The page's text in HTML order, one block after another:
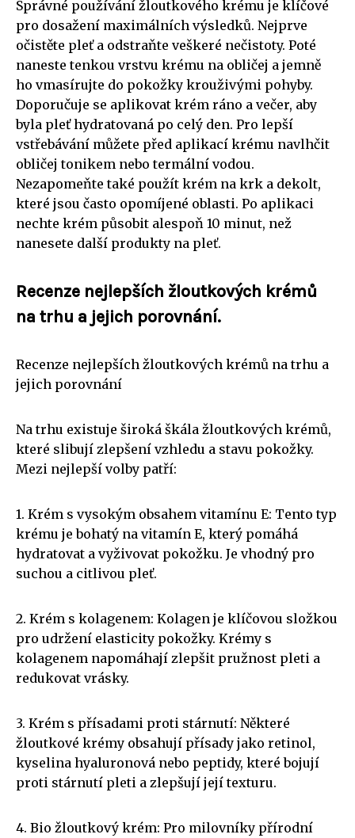
Správné používání žloutkového krému je klíčové
pro dosažení maximálních výsledků. Nejprve
očistěte pleť a odstraňte veškeré nečistoty. Poté
naneste tenkou vrstvu krému na obličej a jemně
ho vmasírujte do pokožky krouživými pohyby.
Doporučuje se aplikovat krém ráno a večer, aby
byla pleť hydratovaná po celý den. Pro lepší
vstřebávání můžete před aplikací krému navlhčit
obličej tonikem nebo termální vodou.
Nezapomeňte také použít krém na krk a dekolt,
které jsou často opomíjené oblasti. Po aplikaci
nechte krém působit alespoň 10 minut, než
nanesete další produkty na pleť.
Recenze nejlepších žloutkových krémů
na trhu a jejich porovnání.
Recenze nejlepších žloutkových krémů na trhu a
jejich porovnání
Na trhu existuje široká škála žloutkových krémů,
které slibují zlepšení vzhledu a stavu pokožky.
Mezi nejlepší volby patří:
1. Krém s vysokým obsahem vitamínu E: Tento typ
krému je bohatý na vitamín E, který pomáhá
hydratovat a vyživovat pokožku. Je vhodný pro
suchou a citlivou pleť.
2. Krém s kolagenem: Kolagen je klíčovou složkou
pro udržení elasticity pokožky. Krémy s
kolagenem napomáhají zlepšit pružnost pleti a
redukovat vrásky.
3. Krém s přísadami proti stárnutí: Některé
žloutkové krémy obsahují přísady jako retinol,
kyselina hyaluronová nebo peptidy, které bojují
proti stárnutí pleti a zlepšují její texturu.
4. Bio žloutkový krém: Pro milovníky přírodní